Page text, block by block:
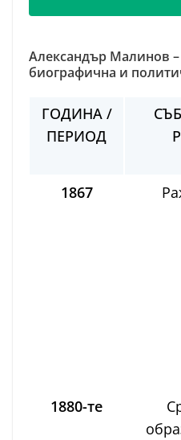
Александър Малинов
биографична и
ГОДИНА /
ПЕРИОД
1867
1880-те